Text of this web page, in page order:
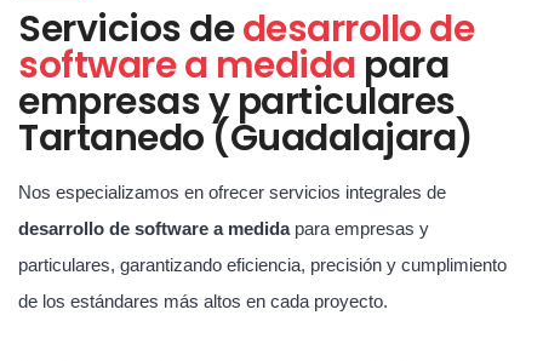
Servicios dedesarrollo de
software a medida para
empresas y particulares
Tartanedo (Guadalajara)
Nos especializamos en ofrecer servicios integrales de
desarrollo de software a medidapara empresas y
particulares, garantizando eficiencia, precisión y cumplimiento
de los estándares más altos en cada proyecto.